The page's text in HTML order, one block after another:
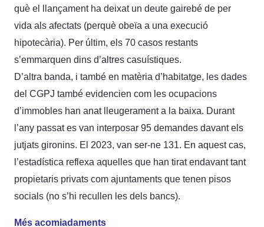
què el llançament ha deixat un deute gairebé de per
vida als afectats (perquè obeïa a una execució
hipotecària). Per últim, els 70 casos restants
s’emmarquen dins d’altres casuístiques.
D’altra banda, i també en matèria d’habitatge, les dades
del CGPJ també evidencien com les ocupacions
d’immobles han anat lleugerament a la baixa. Durant
l’any passat es van interposar 95 demandes davant els
jutjats gironins. El 2023, van ser-ne 131. En aquest cas,
l’estadística reflexa aquelles que han tirat endavant tant
propietaris privats com ajuntaments que tenen pisos
socials (no s’hi recullen les dels bancs).
Més acomiadaments